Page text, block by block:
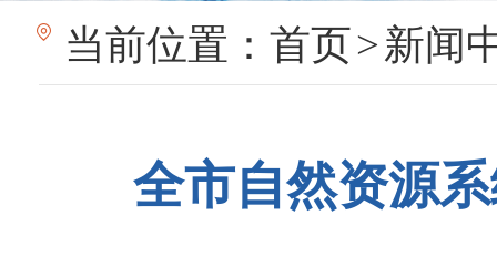
当前位置： 首页>新闻
全市自然资源